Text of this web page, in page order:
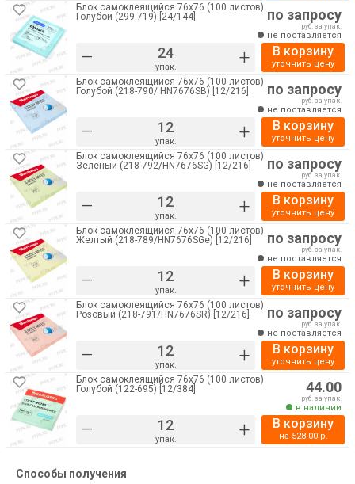
Блок самоклеящийся 76х76 (100 листов)
Голубой (299-719) [24/144]
– упак. +
по запросу
руб. за упак.
не поставляется
В корзину
уточнить цену
Блок самоклеящийся 76х76 (100 листов)
Голубой (218-790/ HN7676SB) [12/216]
– упак. +
по запросу
руб. за упак.
не поставляется
В корзину
уточнить цену
Блок самоклеящийся 76х76 (100 листов)
Зеленый (218-792/HN7676SG) [12/216]
– упак. +
по запросу
руб. за упак.
не поставляется
В корзину
уточнить цену
Блок самоклеящийся 76х76 (100 листов)
Желтый (218-789/HN7676SGe) [12/216]
– упак. +
по запросу
руб. за упак.
не поставляется
В корзину
уточнить цену
Блок самоклеящийся 76х76 (100 листов)
Розовый (218-791/HN7676SR) [12/216]
– упак. +
по запросу
руб. за упак.
не поставляется
В корзину
уточнить цену
Блок самоклеящийся 76х76 (100 листов)
Голубой (122-695) [12/384]
– упак. +
44.00
руб. за упак.
в наличии
В корзину
на 528.00р.
Способы получения